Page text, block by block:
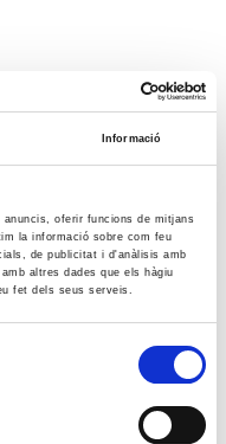
Informació
oferir funcions de mitjans
la informació sobre com feu
de publicitat i d'anàlisis amb
altres dades que els hàgiu
fet dels seus serveis.